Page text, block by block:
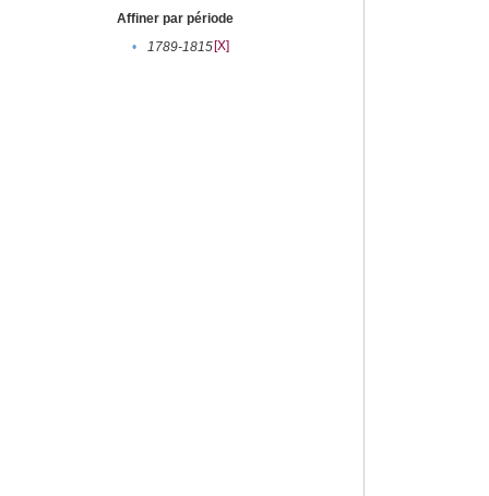
Affiner par période
•
1789-1815[X]